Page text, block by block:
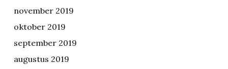
november 2019
oktober 2019
september 2019
augustus 2019